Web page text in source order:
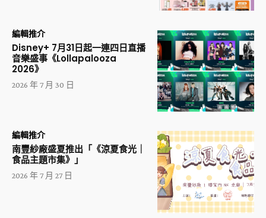
編輯推介
Disney+ 7月31日起一連四日直播
音樂盛事《Lollapalooza
2026》
2026 年 7 月 30 日
編輯推介
南豐紗廠盛夏推出「《涼夏食光｜
食品主題市集》」
2026 年 7 月 27 日